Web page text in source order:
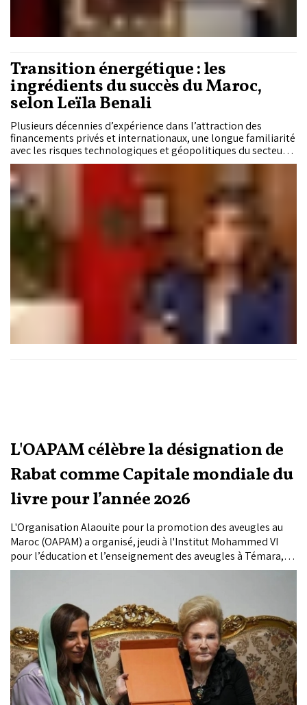
Transition énergétique : les
ingrédients du succès du Maroc,
selon Leïla Benali
Plusieurs décennies d’expérience dans l’attraction des
financements privés et internationaux, une longue familiarité
avec les risques technologiques et géopolitiques du secteur,
et une vision dont les grandes lignes sont restées régulières
depuis près de deux décennies. Voilà qui résume comment le
Maroc est devenu un modèle en matière de transition
énergétique et de développement durable. Dans «Hadith Maa
Seba», diffusée sur «Asharq Business» la semaine dernière,
Leïla Benali parle aussi des ambitions du Royaume et de ses
choix stratégiques.
L'OAPAM célèbre la désignation de
Rabat comme Capitale mondiale du
livre pour l’année 2026
L'Organisation Alaouite pour la promotion des aveugles au
Maroc (OAPAM) a organisé, jeudi à l'Institut Mohammed VI
pour l’éducation et l’enseignement des aveugles à Témara,
une cérémonie à l’occasion de la désignation par l'Unesco de